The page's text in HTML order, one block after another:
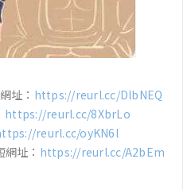
址： https://reurl.cc/DlbNEQ
https://reurl.cc/8XbrLo
reurl.cc/oyKN6l
址： https://reurl.cc/A2bEm